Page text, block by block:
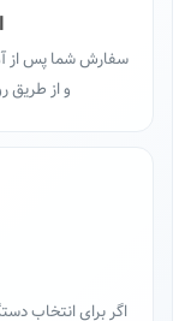
سفارش شما پس از
و از طریق
اگر برای انتخاب